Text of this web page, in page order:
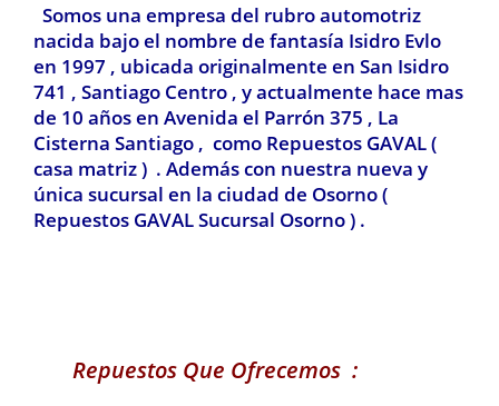
Somos una empresa del rubro automotriz
nacida bajo el nombre de fantasía Isidro Evlo
en 1997 , ubicada originalmente en San Isidro
741 , Santiago Centro , y actualmente hace mas
de 10 años en Avenida el Parrón 375 , La
Cisterna Santiago , como Repuestos GAVAL (
casa matriz ) . Además con nuestra nueva y
única sucursal en la ciudad de Osorno (
Repuestos GAVAL Sucursal Osorno ) .
Repuestos Que Ofrecemos :